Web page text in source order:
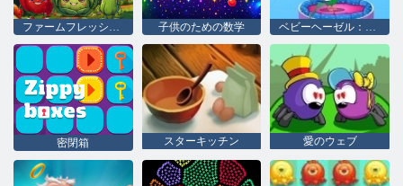
ファームフレッシュフィックス 子供のための数学 ベビーヘーゼル：獣医
密閉箱 スターキッチン 愛のウェブ